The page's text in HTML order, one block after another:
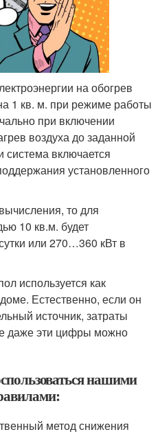
на обогрев
1 кв. м. при режиме работы
при включении
воздуха до заданной
система включается
установленного
то для
10 кв.м. будет
или 270…360 кВт в
используется как
Естественно, если он
источник, затраты
даже эти цифры можно
нашими
метод снижения